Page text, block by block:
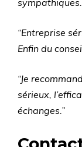
“Entreprise
Enfin du
“Je
sérieux,
échanges.”